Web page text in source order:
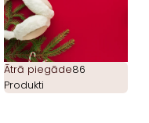
Ātrā piegāde86
Produkti